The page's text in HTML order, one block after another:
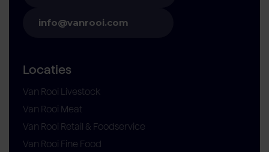
info@vanrooi.com
Locaties
Van Rooi Livestock
Van Rooi Meat
Van Rooi Retail & Foodservice
Van Rooi Fine Food